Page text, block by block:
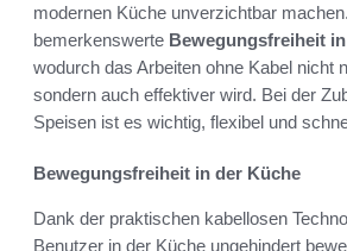
modernen Küche unverzichtbar
bemerkenswerte Bewegungsfreiheit
wodurch das Arbeiten ohne Kabel nicht
sondern auch effektiver wird. Bei der
Speisen ist es wichtig, flexibel und
Bewegungsfreiheit in der Küche
Dank der praktischen kabellosen
Benutzer in der Küche ungehindert